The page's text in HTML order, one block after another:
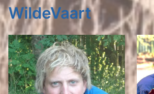
WildeVaart